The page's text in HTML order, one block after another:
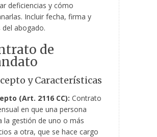
deficiencias y cómo
Incluir fecha, firma y
del abogado.
de
y Características
(Art. 2116 CC): Contrato
en que una persona
la gestión de uno o más
a otra, que se hace cargo